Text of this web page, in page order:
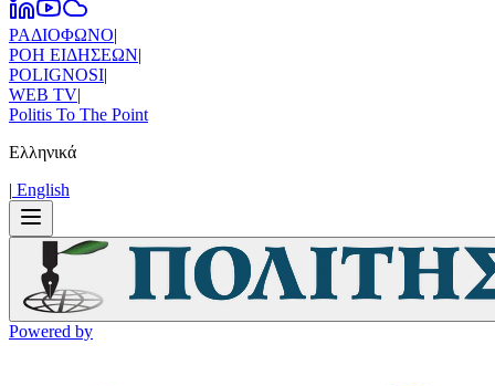
ΡΑΔΙΟΦΩΝΟ|
ΡΟΗ ΕΙΔΗΣΕΩΝ|
POLIGNOSI|
WEB TV|
Politis To The Point
Ελληνικά
| Εnglish
Powered by